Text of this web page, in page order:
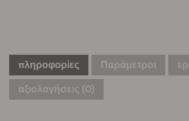
πληροφορίες Παράμετροι
αξιολογήσεις (0)